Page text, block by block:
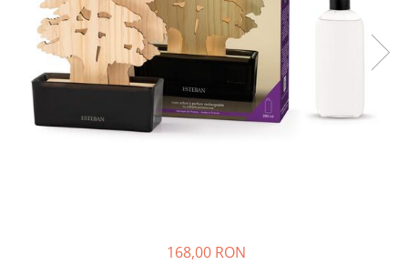
168,00 RON